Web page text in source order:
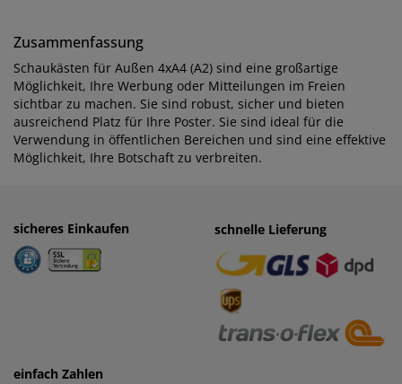
Zusammenfassung
Schaukästen für Außen 4xA4 (A2) sind eine großartige
Möglichkeit, Ihre Werbung oder Mitteilungen im Freien
sichtbar zu machen. Sie sind robust, sicher und bieten
ausreichend Platz für Ihre Poster. Sie sind ideal für die
Verwendung in öffentlichen Bereichen und sind eine effektive
Möglichkeit, Ihre Botschaft zu verbreiten.
sicheres Einkaufen einfaches Zahlen
· Rechnung
· Vorkasse
schnelle Lieferung
einfach Zahlen